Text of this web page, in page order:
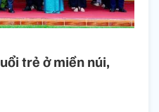
trẻ ở miền núi,